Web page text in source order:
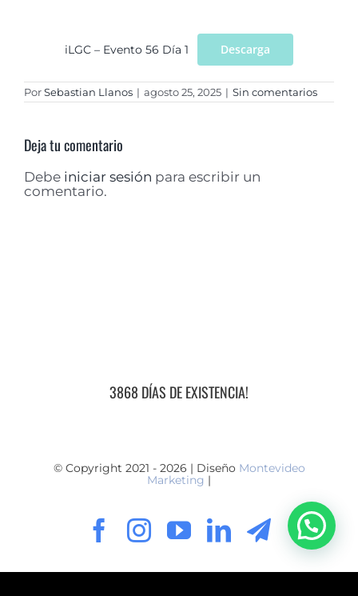
iLGC – Evento 56 Día 1 Descarga
PorSebastian Llanos | agosto 25, 2025 | Sin comentarios
Deja tu comentario
Debe iniciar sesión para escribir un
comentario.
3868 DÍAS DE EXISTENCIA!
© Copyright 2021 - 2026 | Diseño Montevideo
Marketing |